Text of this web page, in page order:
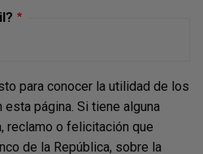
la
modificaciones
(actualizada a
septiembre de
2023)
para conocer la utilidad de los
página. Si tiene alguna
reclamo o felicitación que
de la República, sobre la